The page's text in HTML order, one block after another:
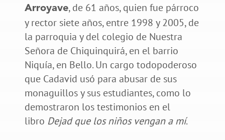
Arroyave, de 61 años, quien fue párroco
y rector siete años, entre 1998 y 2005, de
la parroquia y del colegio de Nuestra
Señora de Chiquinquirá, en el barrio
Niquía, en Bello. Un cargo todopoderoso
que Cadavid usó para abusar de sus
monaguillos y sus estudiantes, como lo
demostraron los testimonios en el
libro Dejad que los niños vengan a mí.